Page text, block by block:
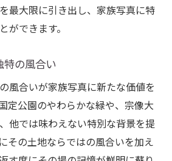
最大限に引き出し、家族写真に特
ができます。
特の風合い
風合いが家族写真に新たな価値を
定公園のやわらかな緑や、宗像大
他では味わえない特別な背景を提
その土地ならではの風合いを加え